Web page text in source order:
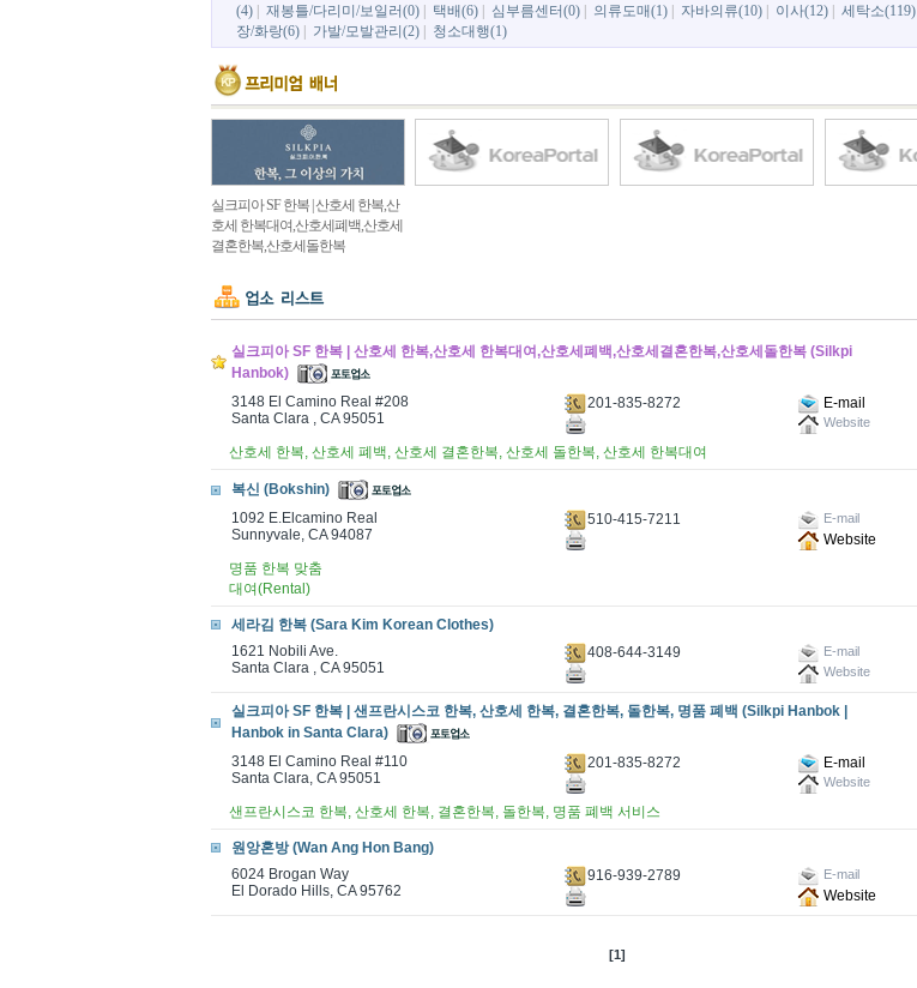
(4)
재봉틀/다리미/보일러(0) 택배(6) 심부름센터(0) 의류도매(1) 자바의류(10) 이사(12) 세탁소(119)
장/화랑(6)
가발/모발관리(2) 청소대행(1)
실크피아 SF 한복 | 산호세 한복,산
호세 한복대여,산호세폐백,산호세
결혼한복,산호세돌한복
실크피아 SF 한복 | 산호세 한복,산호세 한복대여,산호세폐백,산호세결혼한복,산호세돌한복 (Silkpi
Hanbok)
3148 El Camino Real #208
Santa Clara , CA 95051
201-835-8272 E-mail
Website
산호세 한복, 산호세 폐백, 산호세 결혼한복, 산호세 돌한복, 산호세 한복대여
복신 (Bokshin)
1092 E.Elcamino Real
Sunnyvale, CA 94087
510-415-7211 E-mail
Website
명품 한복 맞춤
대여(Rental)
세라김 한복 (Sara Kim Korean Clothes)
1621 Nobili Ave.
Santa Clara , CA 95051
408-644-3149
E-mail
Website
실크피아 SF 한복 | 샌프란시스코 한복, 산호세 한복, 결혼한복, 돌한복, 명품 폐백 (Silkpi Hanbok |
Hanbok in Santa Clara)
3148 El Camino Real #110
Santa Clara, CA 95051
201-835-8272 E-mail
Website
샌프란시스코 한복, 산호세 한복, 결혼한복, 돌한복, 명품 폐백 서비스
원앙혼방 (Wan Ang Hon Bang)
6024 Brogan Way
El Dorado Hills, CA 95762
916-939-2789 E-mail
Website
[1]